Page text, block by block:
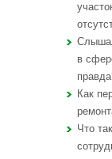
в
Как
Что